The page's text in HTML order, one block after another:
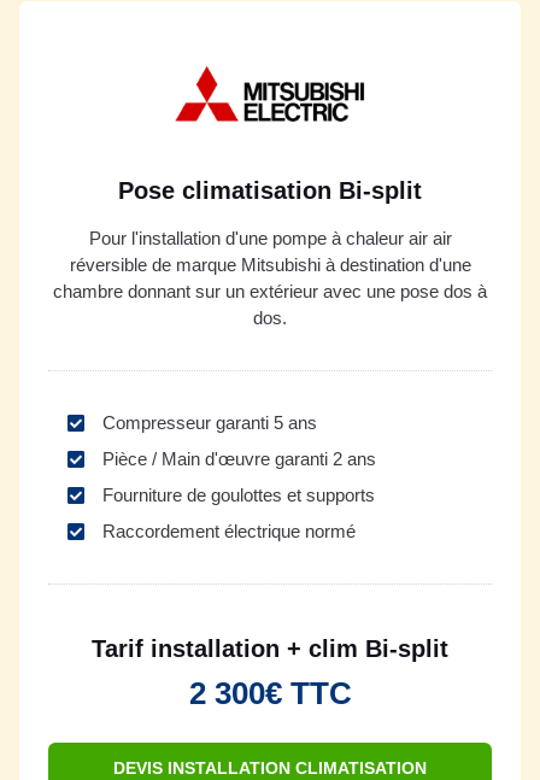
Pose climatisation Bi-split
Pour l'installation d'une pompe à chaleur air air
réversible de marque Mitsubishi à destination d'une
chambre donnant sur un extérieur avec une pose dos à
dos.
Compresseur garanti 5 ans
Pièce / Main d'œuvre garanti 2 ans
Fourniture de goulottes et supports
Raccordement électrique normé
Tarif installation + clim Bi-split
2 300€ TTC
DEVIS INSTALLATION CLIMATISATION